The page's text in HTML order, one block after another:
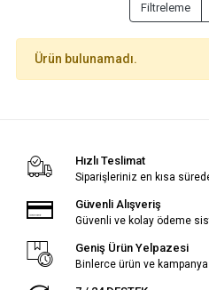
Filtreleme
Ürün bulunamadı.
Hızlı Teslimat
Siparişleriniz en kısa
Güvenli Alışveriş
Güvenli ve kolay ödeme
Geniş Ürün Yelpazesi
Binlerce ürün ve